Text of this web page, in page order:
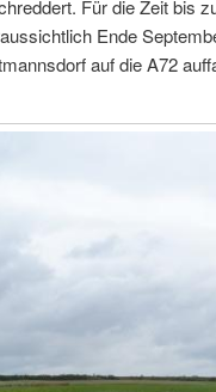
Für die Zeit bis
Ende
auf die A72